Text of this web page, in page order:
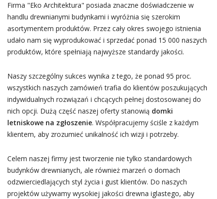
Firma "Eko Architektura" posiada znaczne doświadczenie w
handlu drewnianymi budynkami i wyróżnia się szerokim
asortymentem produktów. Przez cały okres swojego istnienia
udało nam się wyprodukować i sprzedać ponad 15 000 naszych
produktów, które spełniają najwyższe standardy jakości.
Naszy szczególny sukces wynika z tego, że ponad 95 proc.
wszystkich naszych zamówień trafia do klientów poszukujących
indywidualnych rozwiązań i chcących pełnej dostosowanej do
nich opcji. Dużą część naszej oferty stanowią domki
letniskowe na zgłoszenie. Współpracujemy ściśle z każdym
klientem, aby zrozumieć unikalność ich wizji i potrzeby.
Celem naszej firmy jest tworzenie nie tylko standardowych
budynków drewnianych, ale również marzeń o domach
odzwierciedlających styl życia i gust klientów. Do naszych
projektów używamy wysokiej jakości drewna iglastego, aby